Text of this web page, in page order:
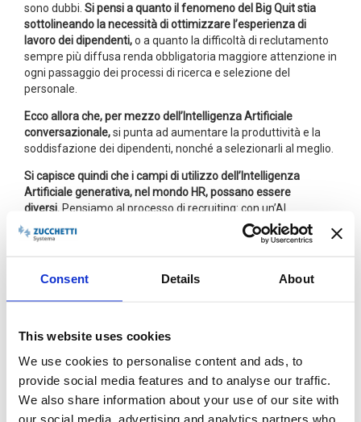
Consent Details About
This website uses cookies
We use cookies to personalise content and ads, to
provide social media features and to analyse our traffic.
We also share information about your use of our site with
our social media, advertising and analytics partners who
sono dubbi. Si pensi a quanto il fenomeno del Big Quit stia
sottolineando la necessità di ottimizzare l’esperienza di
lavoro dei dipendenti,o a quanto la difficoltà di reclutamento
sempre più diffusa renda obbligatoria maggiore attenzione in
ogni passaggio dei processi di ricerca e selezione del
personale.
Ecco allora che, per mezzo dell’Intelligenza Artificiale
conversazionale,si punta ad aumentare la produttività e la
soddisfazione dei dipendenti, nonché a selezionarli al meglio.
Si capisce quindi che i campi di utilizzo dell’Intelligenza
Artificiale generativa, nel mondo HR, possano essere
diversi.Pensiamo al processo di recruiting: con un’AI
conversazionale è possibile, per esempio, creare differenti
versioni di annuncio di lavoro, per ottimizzare questo primo
per valutare le hard skill dei candidati.
Grazie all’intelligenza artificiale generativa
della gestione del monte ore ferie
gap in azienda. È inoltre possibile analizzare le performance
dei collaboratori e individuare da una parte le attitudini
ricorrentie dall’altra le anomalie, così da poter intervenire in